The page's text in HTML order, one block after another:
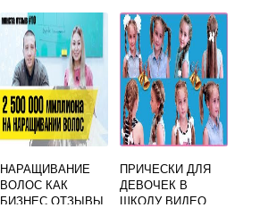
РУКАМИ В
ДОМАШНИХ
УСЛОВИЯХ
НАРАЩИВАНИЕ
ВОЛОС КАК
БИЗНЕС ОТЗЫВЫ
ПРИЧЕСКИ ДЛЯ
ДЕВОЧЕК В
ШКОЛУ ВИДЕО